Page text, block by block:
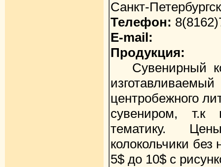
Санкт-
Телефон:
E-mail:
Продукция:
Сувенирный
центробежного
сувениром, т.к
тематику.
колокольчики без
5$ до 10$ с